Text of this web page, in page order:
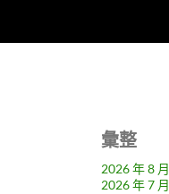
彙整
2026 年 8 月
2026 年 7 月